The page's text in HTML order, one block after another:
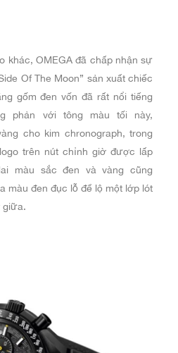
khác, OMEGA đã chấp nhận sự
Of The Moon” sản xuất chiếc
gốm đen vốn đã rất nổi tiếng
phản với tông màu tối này,
cho kim chronograph, trong
trên nút chỉnh giờ được lấp
màu sắc đen và vàng cũng
màu đen đục lỗ để lộ một lớp lót
giữa.